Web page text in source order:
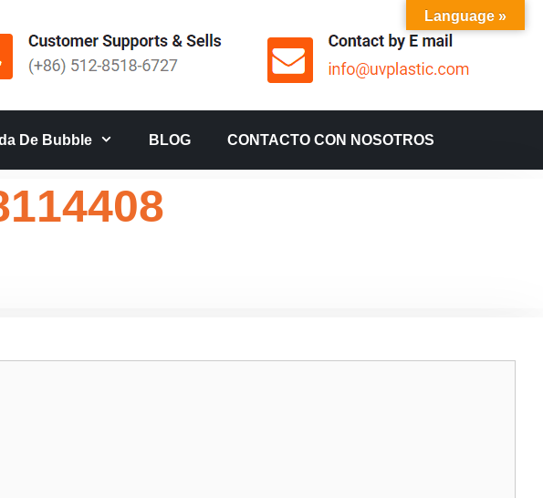
De Bubble BLOG CONTACTO CON NOSOTROS
Language »